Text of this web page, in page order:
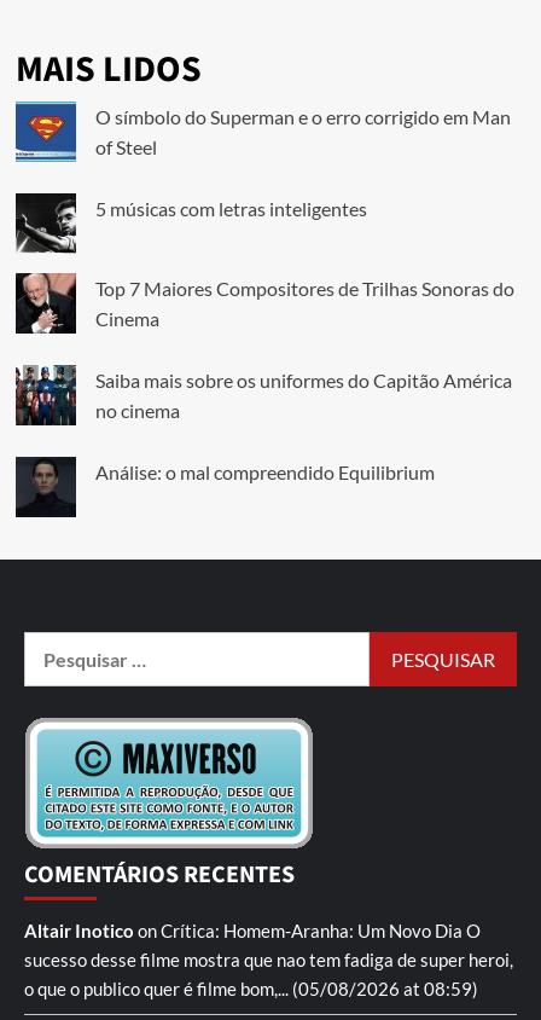
MAIS LIDOS
O símbolo do Superman e o erro corrigido em Man
of Steel
5 músicas com letras inteligentes
Top 7 Maiores Compositores de Trilhas Sonoras do
Cinema
Saiba mais sobre os uniformes do Capitão América
no cinema
Análise: o mal compreendido Equilibrium
COMENTÁRIOS RECENTES
Altair Inotico onCrítica: Homem-Aranha: Um Novo Dia O
sucesso desse filme mostra que nao tem fadiga de super heroi,
o que o publico quer é filme bom,... (05/08/2026 at 08:59)